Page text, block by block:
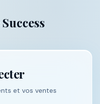
et vos ventes